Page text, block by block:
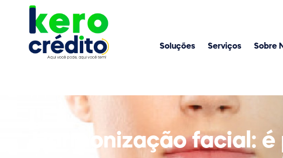
Soluções Serviços Sobre
Harmonização facial: